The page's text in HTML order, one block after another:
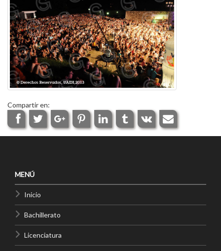
Compartir en:
MENÚ
Inicio
Bachillerato
Licenciatura